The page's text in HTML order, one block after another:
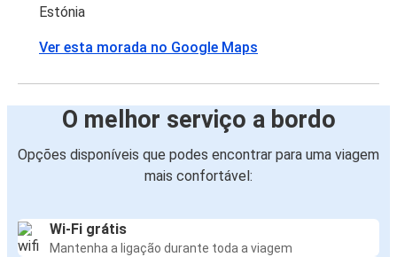
Estónia
Ver esta morada no Google Maps
O melhor serviço a bordo
Opções disponíveis que podes encontrar para uma viagem
mais confortável:
Wi-Fi grátis
Mantenha a ligação durante toda a viagem